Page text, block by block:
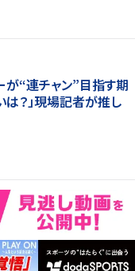
が“連チャン”目指す期
？」現場記者が推し